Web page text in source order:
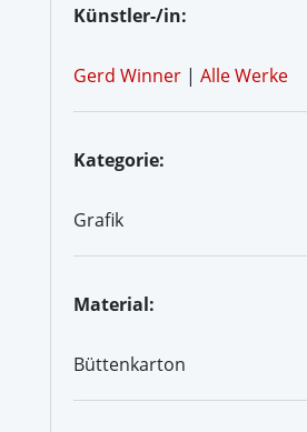
Künstler-/in:
Gerd Winner | Alle Werke
Kategorie:
Grafik
Material:
Büttenkarton